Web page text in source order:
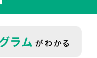
ラム がわかる